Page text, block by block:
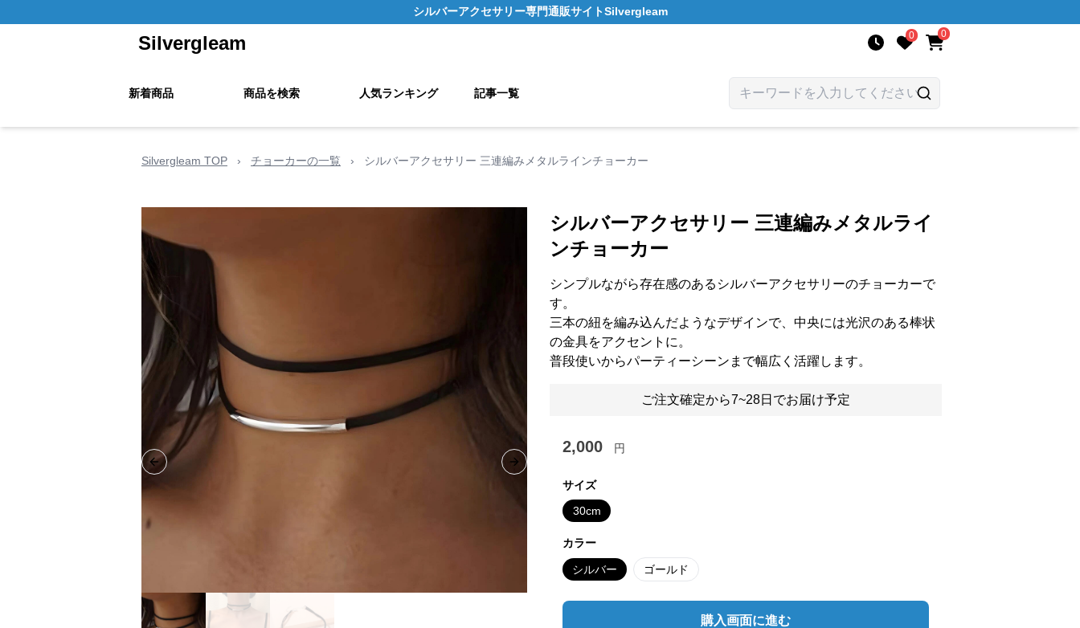
シルバーアクセサリー専門通販サイトSilvergleam
Silvergleam 0 0
新着商品 商品を検索 人気ランキング 記事一覧
Silvergleam TOP › チョーカーの一覧 › シルバーアクセサリー 三連編みメタルラインチョーカー
Previous slide Next slide
シルバーアクセサリー 三連編みメタルライ
ンチョーカー
シンプルながら存在感のあるシルバーアクセサリーのチョーカーで
す。
三本の紐を編み込んだようなデザインで、中央には光沢のある棒状
の金具をアクセントに。
普段使いからパーティーシーンまで幅広く活躍します。
ご注文確定から7~28日でお届け予定
2,000 円
サイズ
30cm
カラー
シルバー ゴールド
購入画面に進む